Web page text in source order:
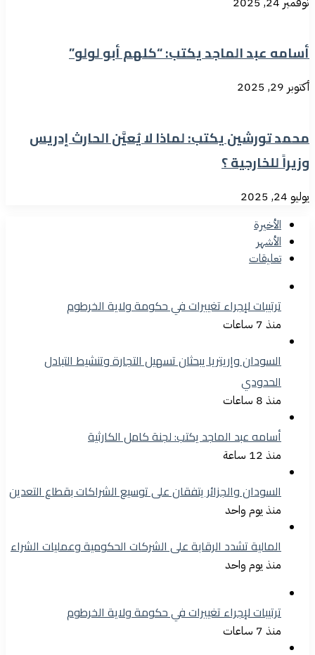
أسامه عبد الماجد يكتب: “كلهم أبو لولو”
أكتوبر 29, 2025
محمد تورشين يكتب: لماذا لا يُعيَّن الحارث إدريس
وزيراً للخارجية ؟
يوليو 24, 2025
الأخيرة
الأشهر
تعليقات
ترتيبات لإجراء تغييرات في حكومة ولاية الخرطوم
منذ 7 ساعات
السودان وإريتريا يبحثان تسهيل التجارة وتنشيط التبادل
الحدودي
منذ 8 ساعات
أسامه عبد الماجد يكتب: لجنة كامل الكارثية
منذ 12 ساعة
السودان والجزائر يتفقان على توسيع الشراكات بقطاع التعدين
منذ يوم واحد
المالية تشدد الرقابة على الشركات الحكومية وعمليات الشراء
منذ يوم واحد
ترتيبات لإجراء تغييرات في حكومة ولاية الخرطوم
منذ 7 ساعات